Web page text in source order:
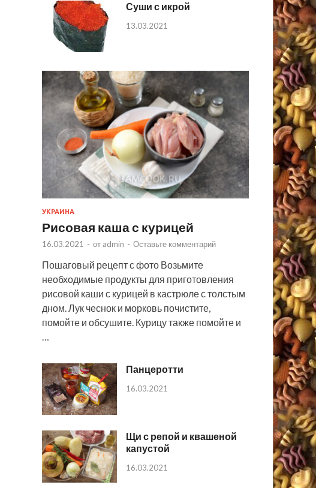
Суши с икрой
13.03.2021
УКРАИНА
Рисовая каша с курицей
16.03.2021 - от admin - Оставьте комментарий
Пошаговый рецепт с фото Возьмите
необходимые продукты для приготовления
рисовой каши с курицей в кастрюле с толстым
дном. Лук чеснок и морковь почистите,
помойте и обсушите. Курицу также помойте и
…
Панцеротти
16.03.2021
Щи с репой и квашеной
капустой
16.03.2021